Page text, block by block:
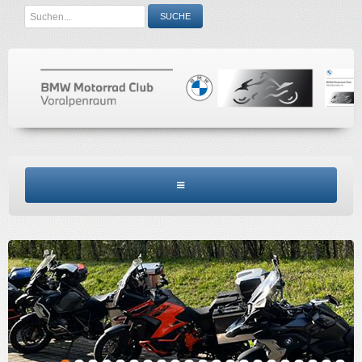
Search
...
SUCHE
CLUBINFO
TERMINE
ACCESSORIES